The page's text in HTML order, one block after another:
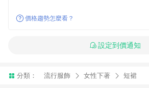
價格趨勢怎麼看？
設定到價通知
分類： 流行服飾 女性下著 短裙